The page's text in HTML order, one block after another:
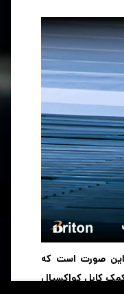
این صورت است که
کابل کواکسیال